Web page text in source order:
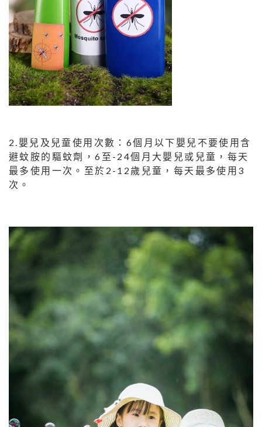
2.嬰兒及兒童使用次數：6個月以下嬰兒不要使用含
避蚊胺的驅蚊劑，6至-24個月大嬰兒或兒童，每天
最多使用一次。至於2-12歲兒童，每天最多使用3
次。